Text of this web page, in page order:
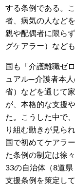
する条例である。
者、病気の人など
親や配偶者に限ら
グケアラー）など
国も「介護離職ゼ
ュアル―介護者本
省）などを通じて
が、本格的な支援
た。こうした中で
り組む動きが見ら
国で初めてケアラ
た条例の制定は徐
33の自治体（8道
支援条例を策定して